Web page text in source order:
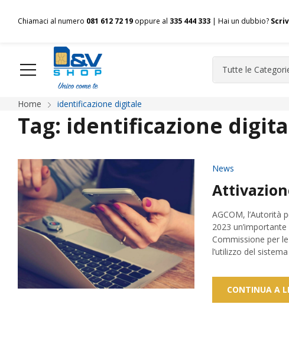
Chiamaci al numero 081 612 72 19 oppure al 335 444 333 | Hai un dubbio?
HOME Chi siamo Shop
Home identificazione digitale
Tag: identificazione
News
AGCOM, l’Autorità
2023
Commissione per
l’utilizzo del
CONTINUA A